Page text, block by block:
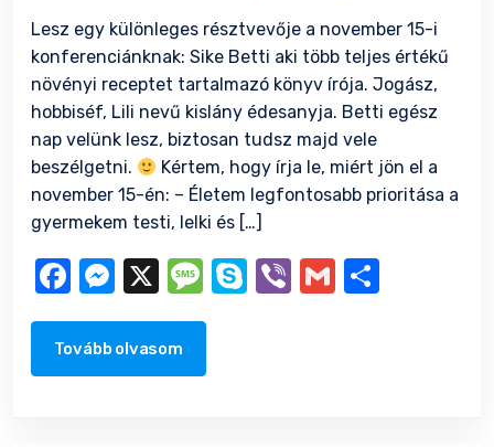
Lesz egy különleges résztvevője a november 15-i
konferenciánknak: Sike Betti aki több teljes értékű
növényi receptet tartalmazó könyv írója. Jogász,
hobbiséf, Lili nevű kislány édesanyja. Betti egész
nap velünk lesz, biztosan tudsz majd vele
beszélgetni.
Kértem, hogy írja le, miért jön el a
november 15-én: – Életem legfontosabb prioritása a
gyermekem testi, lelki és […]
Facebook
Messenger
X Message
Skype
ViberGmailOssza
Tovább olvasom